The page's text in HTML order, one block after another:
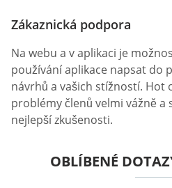
Zákaznická podpora
Na webu a v aplikaci je
používání aplikace napsat do
návrhů a vašich stížností. Hot
problémy členů velmi vážně a
nejlepší zkušenosti.
OBLÍBENÉ